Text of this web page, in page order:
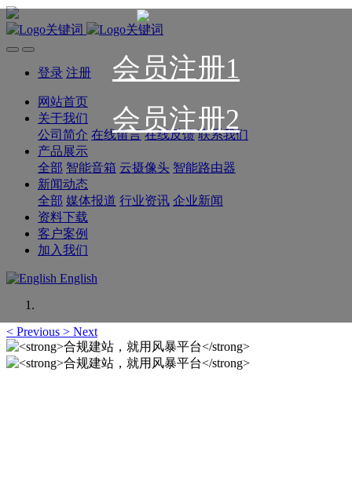
会员注册1
会员注册2
登录 注册
网站首页
关于我们
公司简介 在线留言 在线反馈 联系我们
产品展示
全部 智能音箱 云摄像头 智能路由器
新闻动态
全部 媒体报道 行业资讯 企业新闻
资料下载
客户案例
加入我们
English
< Previous > Next